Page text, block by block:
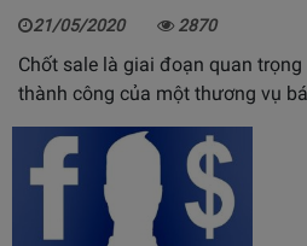
21/05/2020 2870
Chốt sale là giai đoạn quan
thành công của một thương vụ